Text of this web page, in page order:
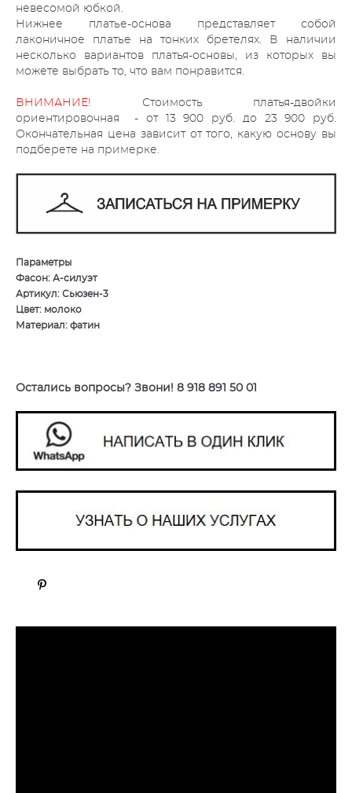
невесомой юбкой.
Нижнее платье-основа представляет собой
лаконичное платье на тонких бретелях. В наличии
несколько вариантов платья-основы, из которых вы
можете выбрать то, что вам понравится.
ВНИМАНИЕ! Стоимость платья-двойки
ориентировочная - от 13 900 руб. до 23 900 руб.
Окончательная цена зависит от того, какую основу вы
подберете на примерке.
Параметры
Фасон: А-силуэт
Артикул: Сьюзен-3
Цвет: молоко
Материал: фатин
Остались вопросы? Звони! 8 918 891 50 01